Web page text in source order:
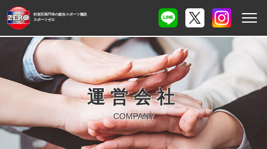
杉並区高円寺の総合スポーツ施設
スポーツゼロ
運営会社
COMPANY